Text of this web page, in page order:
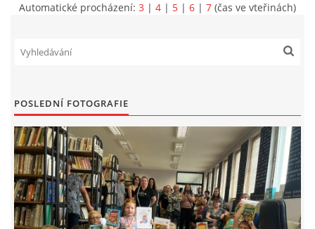
"KNIHOBUDKY"
ČASOSBĚRY - CHRÁŠŤANY
PROJEKT FLYNN "KNIHOVNA" CARSEN
E-KNIHY DO KAŽDÉ KNIHOVNY
GRANTY A DOTACE
Automatické procházení: 3 | 4 | 5 | 6 | 7 (čas ve vteřinách)
POSLEDNÍ FOTOGRAFIE